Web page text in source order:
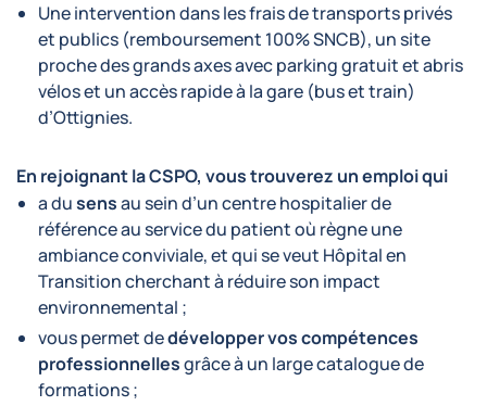
Une intervention dans les frais de transports privés
et publics (remboursement 100% SNCB), un site
proche des grands axes avec parking gratuit et abris
vélos et un accès rapide à la gare (bus et train)
d’Ottignies.
En rejoignant la CSPO, vous trouverez un emploi qui
a dusensau sein d’un centre hospitalier de
référence au service du patient où règne une
ambiance conviviale, et qui se veut Hôpital en
Transition cherchant à réduire son impact
environnemental ;
vous permet dedévelopper vos compétences
professionnellesgrâce à un large catalogue de
formations ;